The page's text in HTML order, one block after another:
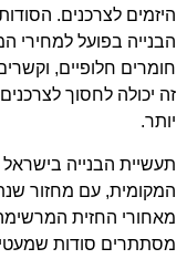
היזמים לצרכנים.
הבנייה בפועל למחירי
חומרים חלופיים,
זה יכולה לחסוך
יותר.
תעשיית הבנייה
המקומית, עם מחזור
מאחורי החזית
מסתתרים סודות